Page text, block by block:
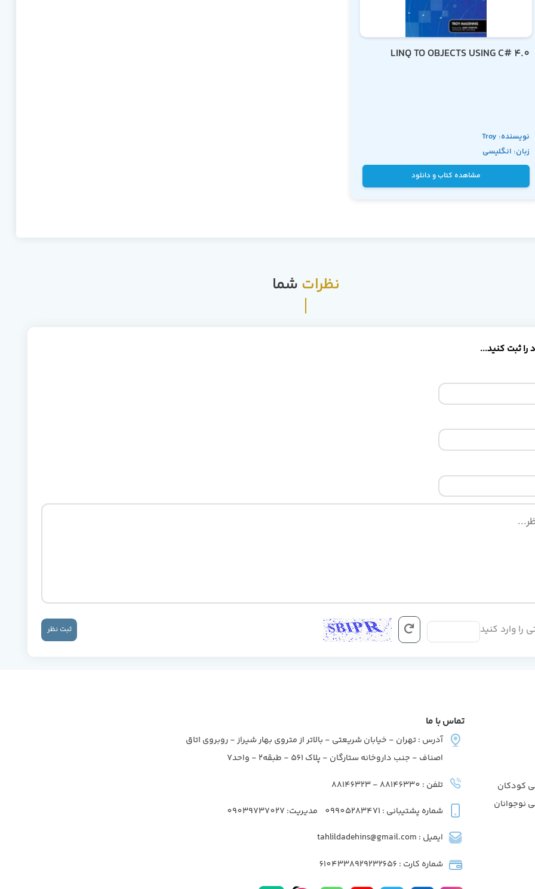
LINQ TO OBJECTS USING C# 4.0
نویسنده: Troy
Magennis
زبان: انگلیسی
مشاهده کتاب و دانلود
نظرات شما
را ثبت کنید...
را وارد کنید ثبت نظر
کودکان
نوجوانان
تماس با ما
آدرس : تهران - خیابان شریعتی - بالاتر از متروی بهار شیراز - روبروی اتاق
اصناف - جنب داروخانه ستارگان - پلاک 561 - طبقه2 - واحد7
تلفن : 88146330 - 88146323
شماره پشتیبانی : 09905283471 مدیریت: 09039737027
ایمیل : tahlildadehins@gmail.com
شماره کارت : 6104338929232656